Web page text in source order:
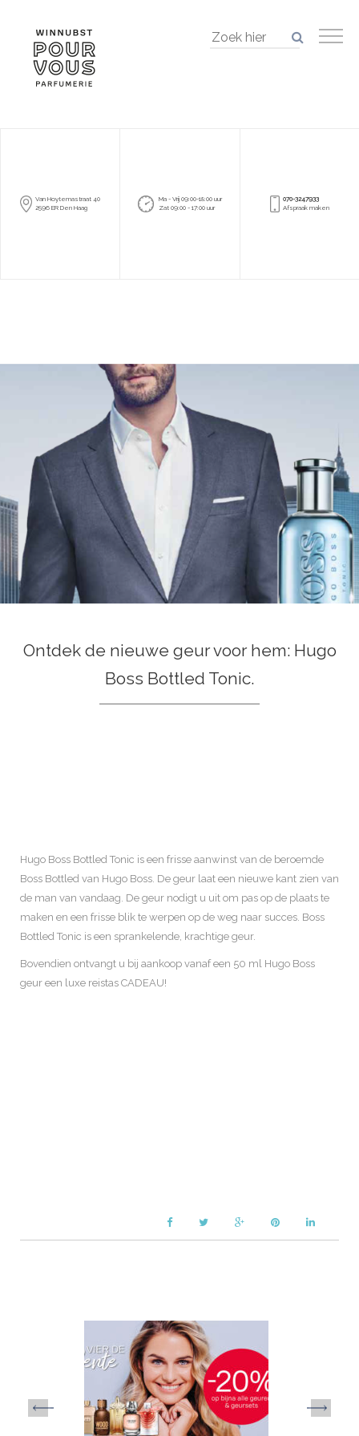
Van Hoytemastraat 40
2596 ER Den Haag
Ma - Vrij 09:00-18:00 uur
Zat 09:00 - 17:00 uur
070-3247933
Afspraak maken
Ontdek de nieuwe geur voor hem: Hugo
Boss Bottled Tonic.
Hugo Boss Bottled Tonic is een frisse aanwinst van de beroemde
Boss Bottled van Hugo Boss. De geur laat een nieuwe kant zien van
de man van vandaag. De geur nodigt u uit om pas op de plaats te
maken en een frisse blik te werpen op de weg naar succes. Boss
Bottled Tonic is een sprankelende, krachtige geur.
Bovendien ontvangt u bij aankoop vanaf een 50 ml Hugo Boss
geur een luxe reistas CADEAU!